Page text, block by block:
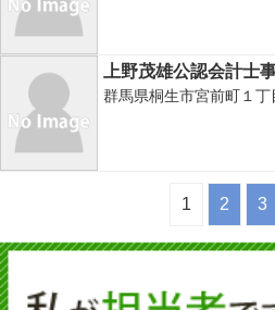
上野茂雄公認会計士
群馬県桐生市宮前町１丁
1 2 3